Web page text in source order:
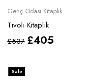
Genç Odası Kitaplık
Tıvolı Kitaplık
£537 £405
Sale